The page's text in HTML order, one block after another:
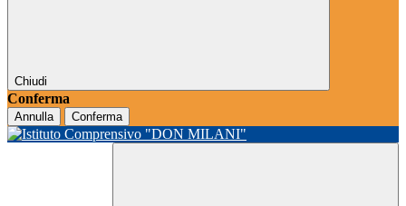
Chiudi
Conferma
Annulla Conferma